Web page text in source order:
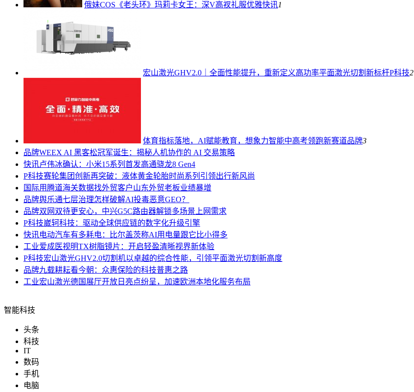
俄妹COS《老头环》玛莉卡女王：深V高衩礼服优雅快讯1
宏山激光GHV2.0｜全面性能提升，重新定义高功率平面激光切割新标杆P科技2
体育指标落地，AI赋能教育，想象力智能中高考领跑新赛道品牌3
品牌WEEX AI 黑客松冠军诞生：揭秘人机协作的 AI 交易策略
快讯卢伟冰确认：小米15系列首发高通骁龙8 Gen4
P科技赛轮集团创新再突破：液体黄金轮胎时尚系列引领出行新风尚
国际用腾道海关数据找外贸客户山东外贸老板业绩暴增
品牌舆乐通七层治理怎样破解AI投毒恶意GEO？
品牌双网双待更安心，中兴G5C路由器解锁多场景上网需求
P科技崴轲科技：驱动全球供应链的数字化升级引擎
快讯电动汽车有多耗电：比尔盖茨称AI用电量跟它比小得多
工业爱成医视明TX树脂镜片：开启轻盈清晰视界新体验
P科技宏山激光GHV2.0切割机以卓越的综合性能，引领平面激光切割新高度
品牌九载耕耘看今朝：众惠保险的科技普惠之路
工业宏山激光德国展厅开放日亮点纷呈，加速欧洲本地化服务布局
智能科技
头条
科技
IT
数码
手机
电脑